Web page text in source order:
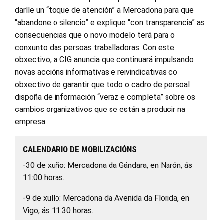
darlle un “toque de atención” a Mercadona para que
“abandone o silencio” e explique “con transparencia” as
consecuencias que o novo modelo terá para o
conxunto das persoas traballadoras. Con este
obxectivo, a CIG anuncia que continuará impulsando
novas accións informativas e reivindicativas co
obxectivo de garantir que todo o cadro de persoal
dispoña de información “veraz e completa” sobre os
cambios organizativos que se están a producir na
empresa.
CALENDARIO DE MOBILIZACIÓNS
-30 de xuño: Mercadona da Gándara, en Narón, ás
11:00 horas.
-9 de xullo: Mercadona da Avenida da Florida, en
Vigo, ás 11:30 horas.